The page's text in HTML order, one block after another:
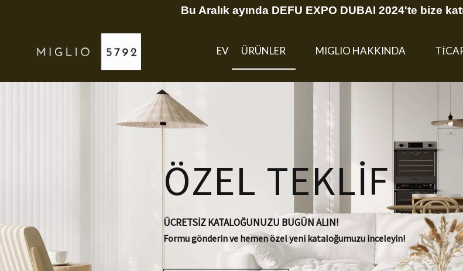
Bu Aralık ayında DEFU EXPO DUBAI 2024'te bize
EV ÜRÜNLER MIGLIO HAKKINDA
ÖZEL TEKLİF
ÜCRETSİZ KATALOĞUNUZU BUGÜN ALIN!
Formu gönderin ve hemen özel yeni kataloğumuzu inceleyin!